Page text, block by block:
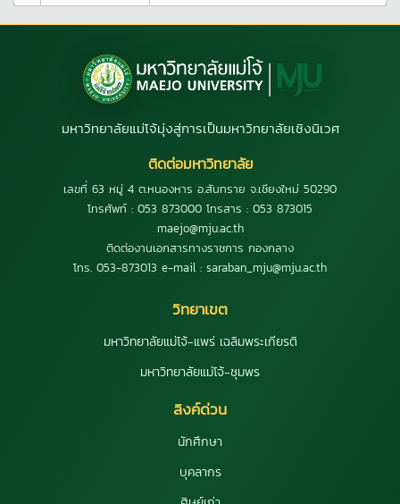
มหาวิทยาลัยแม่โจ้มุ่งสู่การเป็นมหาวิทยาลัยเชิงนิเวศ
ติดต่อมหาวิทยาลัย
เลขที่ 63 หมู่ 4 ต.หนองหาร อ.สันทราย จ.เชียงใหม่ 50290
โทรศัพท์ : 053 873000 โทรสาร : 053 873015
maejo@mju.ac.th
ติดต่องานเอกสารทางราชการ กองกลาง
โทร. 053-873013 e-mail : saraban_mju@mju.ac.th
วิทยาเขต
มหาวิทยาลัยแม่โจ้-แพร่ เฉลิมพระเกียรติ
มหาวิทยาลัยแม่โจ้-ชุมพร
ลิงค์ด่วน
นักศึกษา
บุคลากร